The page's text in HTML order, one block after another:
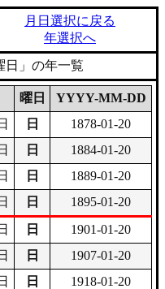
月日選択に戻る
年選択へ
日」の年一覧
曜日
YYYY-MM-DD
日
1878-01-20
日
1884-01-20
日
1889-01-20
日
1895-01-20
日
1901-01-20
日
1907-01-20
日
1918-01-20